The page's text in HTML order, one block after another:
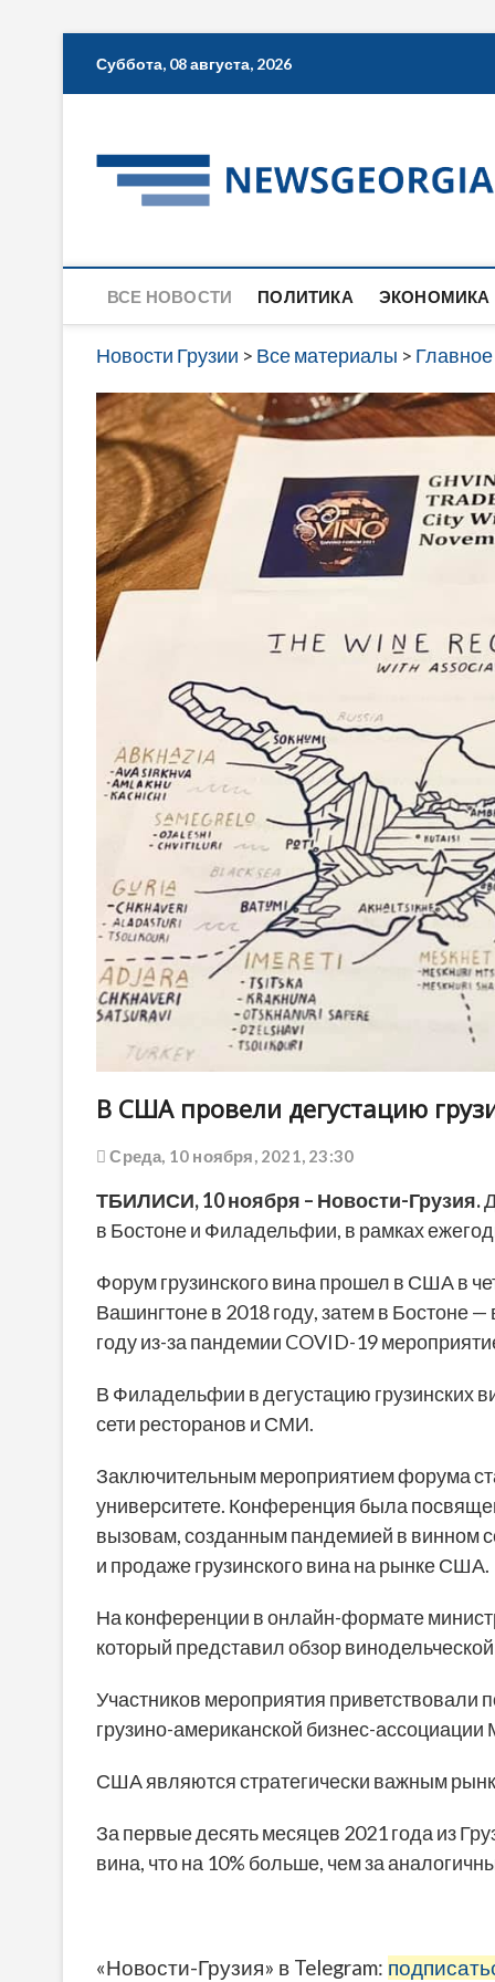
Суббота, 08 августа, 2026
ВСЕ НОВОСТИ ПОЛИТИКА ЭКОНОМИКА
Новости Грузии > Все материалы > Главное
В США провели дегустацию
Среда, 10 ноября, 2021, 23:30
ТБИЛИСИ,10 ноября – Новости-Грузия.
в Бостоне и Филадельфии, в рамках
Форум грузинского вина прошел в США в
Вашингтоне в 2018 году, затем в Бостоне
году из-за пандемии COVID-19
В Филадельфии в дегустацию грузинских
сети ресторанов и СМИ.
Заключительным мероприятием форума
университете. Конференция была
вызовам, созданным пандемией в винном
и продаже грузинского вина на рынке США.
На конференции в онлайн-формате
который представил обзор
Участников мероприятия
грузино-американской бизнес-
США являются стратегически важным
За первые десять месяцев 2021 года из
вина, что на 10% больше, чем за
«Новости-Грузия» в Telegram: